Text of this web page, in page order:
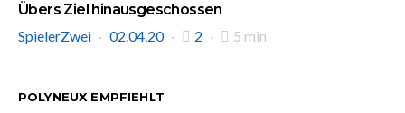
Übers Ziel hinausgeschossen
SpielerZwei
02.04.20 2 5 min
POLYNEUX EMPFIEHLT